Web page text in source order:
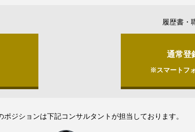
履歴書・
通常登
※スマートフ
ポジションは下記コンサルタントが担当しております。